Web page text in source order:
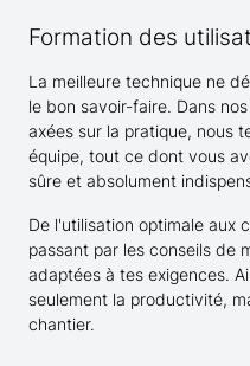
Formation des
La meilleure technique ne
le bon savoir-faire. Dans
axées sur la pratique, nous
équipe, tout ce dont vous
sûre et absolument
De l'utilisation optimale aux
passant par les conseils de
adaptées à tes exigences.
seulement la productivité,
chantier.